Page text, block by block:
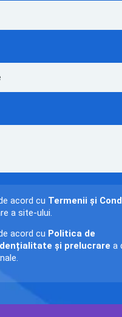
acord cu Termenii și
a site-ului.
acord cu Politica de
și prelucrare a